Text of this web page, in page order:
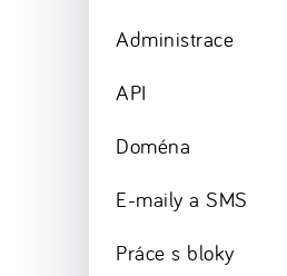
Administrace
API
Doména
E-maily a SMS
Práce s bloky